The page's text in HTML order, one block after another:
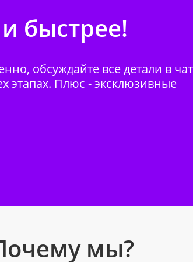
быстрее!
обсуждайте все детали в
этапах. Плюс - эксклюзивные
мы?